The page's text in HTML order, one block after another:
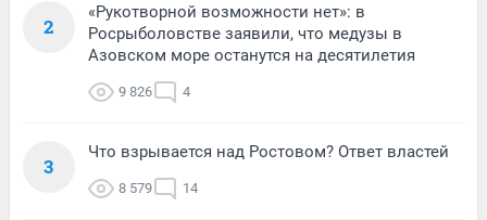
2
«Рукотворной возможности нет»: в
Росрыболовстве заявили, что медузы в
Азовском море останутся на десятилетия
9 826 4
3
Что взрывается над Ростовом? Ответ властей
8 579 14